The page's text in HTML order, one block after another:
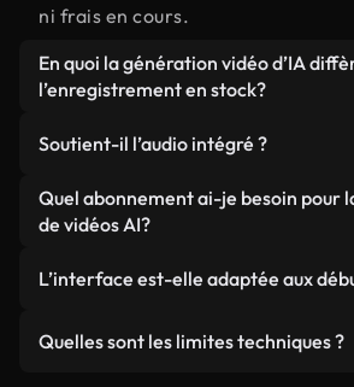
ni frais en cours.
En quoi la génération vidéo d’IA
l’enregistrement en stock?
adaptées à votre vision créative
contrairement à la recherche à
bibliothèques d'actions
Soutient-il l’audio intégré ?
Oui, Kling 2.6 Pro peut générer un
qui correspond naturellement au
Quel abonnement ai-je besoin pour
de vidéos AI?
plans Plus, Pro et Ultimate.Plus les
individuels, les membres Pro
L’interface est-elle adaptée aux
d'expertise technique ou
Quelles sont les limites techniques ?